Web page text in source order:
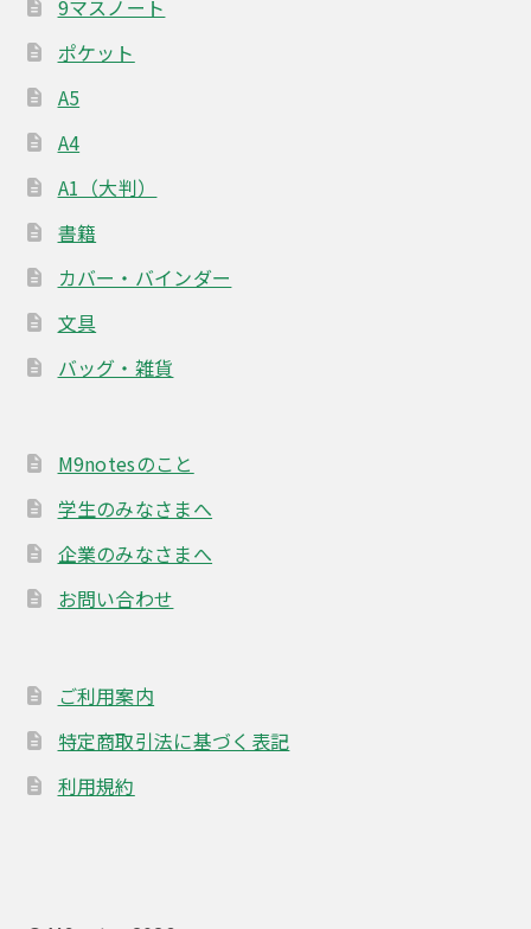
9マスノート
ポケット
A5
A4
A1（大判）
書籍
カバー・バインダー
文具
バッグ・雑貨
M9notesのこと
学生のみなさまへ
企業のみなさまへ
お問い合わせ
ご利用案内
特定商取引法に基づく表記
利用規約